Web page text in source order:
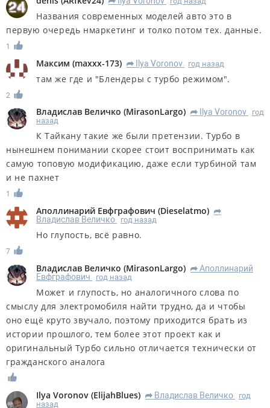
Названия современных моделей авто это в
первую очередь нмаркетинг и толко потом тех. данные.
1
Максим (maxxx-173) R Ilya Voronov год назад
там же где и "Блендеры с турбо режимом".
2
Владислав Величко (MirasonLargo) R Ilya Voronov
год
назад
К Тайкану такие же были претензии. Турбо в
нынешнем понимании скорее стоит воспринимать как
самую топовую модификацию, даже если турбиной там
и не пахнет
1
Аполлинарий Евфграфович (Dieselatmo) R
Владислав Величко год назад
Но глупость, всё равно.
7
Владислав Величко (MirasonLargo) R Аполлинарий
Евфграфович
год назад
Может и глупость, но аналогичного слова по
смыслу для электромобиля найти трудно, да и чтобы
оно ещё круто звучало, поэтому приходится брать из
истории прошлого, тем более этот проект как и
оригинальный Турбо сильно отличается технически от
гражданского аналога
Ilya Voronov (ElijahBlues) R Владислав Величко
год
назад